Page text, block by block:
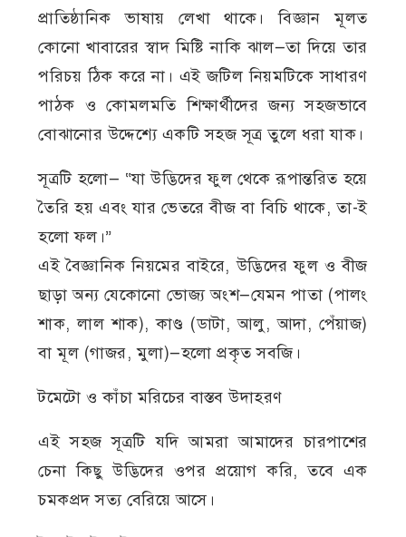
প্রাতিষ্ঠানিক ভাষায় লেখা থাকে। বিজ্ঞান মূলত
কোনো খাবারের স্বাদ মিষ্টি নাকি ঝাল—তা দিয়ে তার
পরিচয় ঠিক করে না। এই জটিল নিয়মটিকে সাধারণ
পাঠক ও কোমলমতি শিক্ষার্থীদের জন্য সহজভাবে
বোঝানোর উদ্দেশ্যে একটি সহজ সূত্র তুলে ধরা যাক।
সূত্রটি হলো— “যা উদ্ভিদের ফুল থেকে রূপান্তরিত হয়ে
তৈরি হয় এবং যার ভেতরে বীজ বা বিচি থাকে, তা-ই
হলো ফল।”
এই বৈজ্ঞানিক নিয়মের বাইরে, উদ্ভিদের ফুল ও বীজ
ছাড়া অন্য যেকোনো ভোজ্য অংশ—যেমন পাতা (পালং
শাক, লাল শাক), কাণ্ড (ডাটা, আলু, আদা, পেঁয়াজ)
বা মূল (গাজর, মুলা)—হলো প্রকৃত সবজি।
টমেটো ও কাঁচা মরিচের বাস্তব উদাহরণ
এই সহজ সূত্রটি যদি আমরা আমাদের চারপাশের
চেনা কিছু উদ্ভিদের ওপর প্রয়োগ করি, তবে এক
চমকপ্রদ সত্য বেরিয়ে আসে।